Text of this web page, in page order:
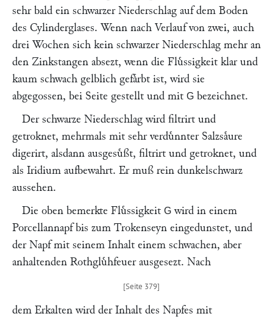
sehr bald ein schwarzer Niederschlag auf dem Boden
des Cylinderglases. Wenn nach Verlauf von zwei, auch
drei Wochen sich kein schwarzer Niederschlag mehr an
den Zinkstangen absezt, wenn die Fluͤssigkeit klar und
kaum schwach gelblich gefaͤrbt ist, wird sie
abgegossen, bei Seite gestellt und mit G bezeichnet.
Der schwarze Niederschlag wird filtrirt und
getroknet, mehrmals mit sehr verduͤnnter Salzsaͤure
digerirt, alsdann ausgesuͤßt, filtrirt und getroknet, und
als Iridium aufbewahrt. Er muß rein dunkelschwarz
aussehen.
Die oben bemerkte Fluͤssigkeit G wird in einem
Porcellannapf bis zum Trokenseyn eingedunstet, und
der Napf mit seinem Inhalt einem schwachen, aber
anhaltenden Rothgluͤhfeuer ausgesezt. Nach
dem Erkalten wird der Inhalt des Napfes mit